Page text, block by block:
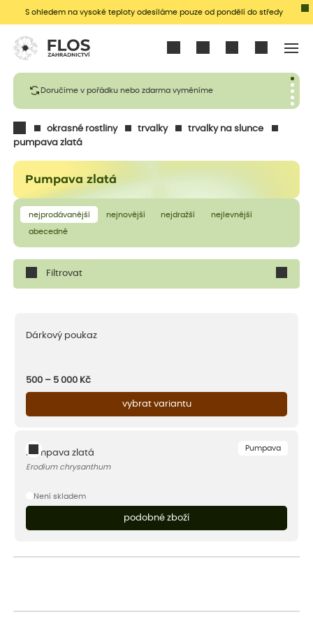
S ohledem na vysoké teploty odesíláme pouze od pondělí do středy
Doručíme v pořádku nebo zdarma vyměníme
okrasné rostliny trvalky
trvalky na slunce
pumpava zlatá
Pumpava zlatá
nejprodávanější nejnovější nejdražší nejlevnější
abecedně
Filtrovat
Dárkový poukaz
500 – 5 000 Kč
vybrat variantu
Pumpava
Pumpava zlatá
Erodium chrysanthum
Není skladem
podobné zboží